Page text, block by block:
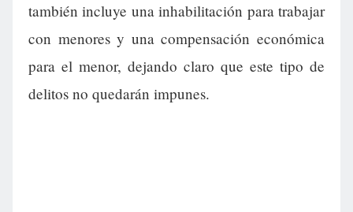
también incluye una inhabilitación para trabajar
con menores y una compensación económica
para el menor, dejando claro que este tipo de
delitos no quedarán impunes.